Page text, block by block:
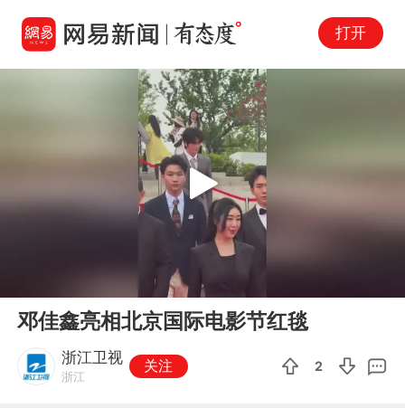
打开
Play
邓佳鑫亮相北京国际电影节红毯
浙江卫视
浙江
关注 2